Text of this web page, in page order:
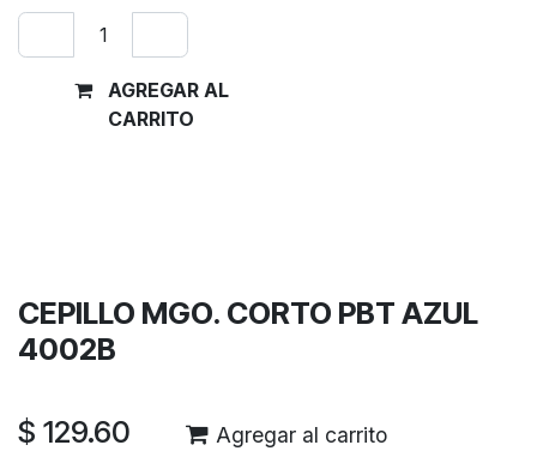
AGREGAR AL
CARRITO
CEPILLO MGO. CORTO PBT AZUL
4002B
$ 129.60 Agregar al carrito